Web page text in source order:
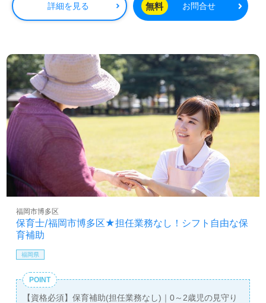
詳細を見る 無料 お問合せ
保育士/福岡市博多区★担任業務なし！シフト自由な保
育補助
福岡市博多区
福岡県
POINT
【資格必須】保育補助(担任業務なし)｜0～2歳児の見守り